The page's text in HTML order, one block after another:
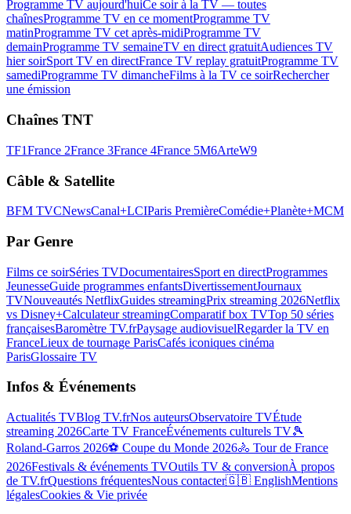
Programme TV aujourd'huiCe soir à la TV — toutes
chaînesProgramme TV en ce momentProgramme TV
matinProgramme TV cet après-midiProgramme TV
demainProgramme TV semaineTV en direct gratuitAudiences TV
hier soirSport TV en directFrance TV replay gratuitProgramme TV
samediProgramme TV dimancheFilms à la TV ce soirRechercher
une émission
Chaînes TNT
TF1France 2France 3France 4France 5M6ArteW9
Câble & Satellite
BFM TVCNewsCanal+LCIParis PremièreComédie+Planète+MCM
Par Genre
Films ce soirSéries TVDocumentairesSport en directProgrammes
JeunesseGuide programmes enfantsDivertissementJournaux
TVNouveautés NetflixGuides streamingPrix streaming 2026Netflix
vs Disney+Calculateur streamingComparatif box TVTop 50 séries
françaisesBaromètre TV.frPaysage audiovisuelRegarder la TV en
FranceLieux de tournage ParisCafés iconiques cinéma
ParisGlossaire TV
Infos & Événements
Actualités TVBlog TV.frNos auteursObservatoire TVÉtude
streaming 2026Carte TV FranceÉvénements culturels TV🎾
Roland-Garros 2026⚽ Coupe du Monde 2026🚴 Tour de France
2026Festivals & événements TVOutils TV & conversionÀ propos
de TV.frQuestions fréquentesNous contacter🇬🇧 EnglishMentions
légalesCookies & Vie privée